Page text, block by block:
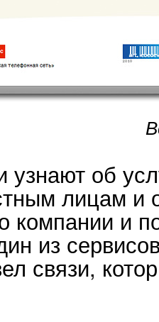
узнают об
лицам и
и
из
связи,